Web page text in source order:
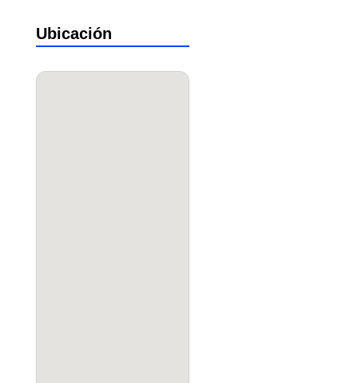
Ubicación